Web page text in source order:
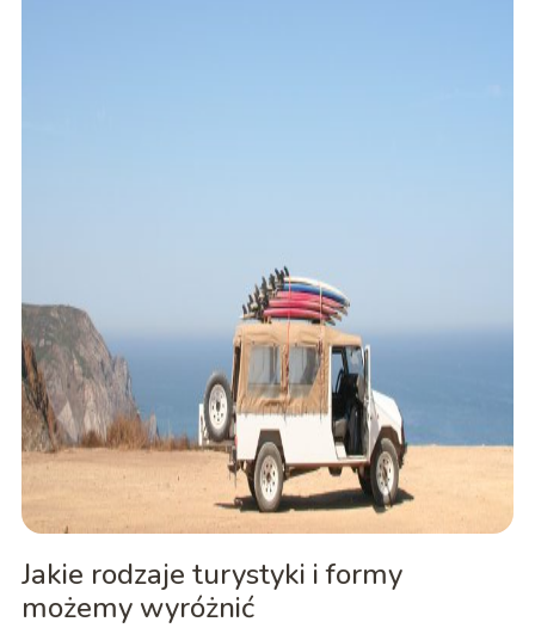
Jakie rodzaje turystyki i formy
możemy wyróżnić